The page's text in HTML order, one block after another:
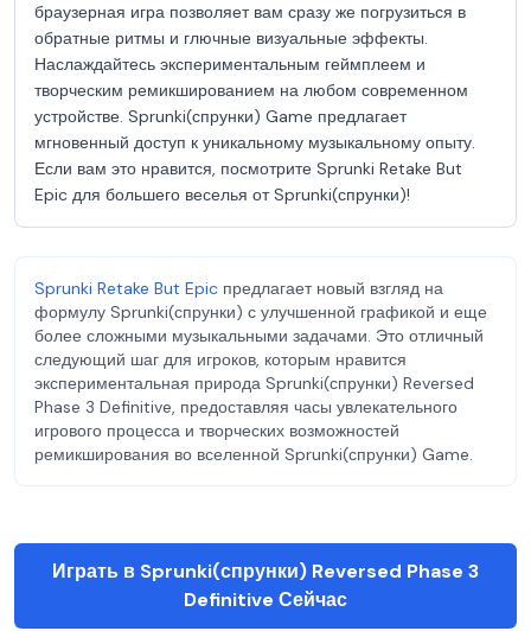
браузерная игра позволяет вам сразу же погрузиться в
обратные ритмы и глючные визуальные эффекты.
Наслаждайтесь экспериментальным геймплеем и
творческим ремикшированием на любом современном
устройстве. Sprunki(спрунки) Game предлагает
мгновенный доступ к уникальному музыкальному опыту.
Если вам это нравится, посмотрите Sprunki Retake But
Epic для большего веселья от Sprunki(спрунки)!
Sprunki Retake But Epic предлагает новый взгляд на
формулу Sprunki(спрунки) с улучшенной графикой и еще
более сложными музыкальными задачами. Это отличный
следующий шаг для игроков, которым нравится
экспериментальная природа Sprunki(спрунки) Reversed
Phase 3 Definitive, предоставляя часы увлекательного
игрового процесса и творческих возможностей
ремикширования во вселенной Sprunki(спрунки) Game.
Играть в Sprunki(спрунки) Reversed Phase 3
Definitive Сейчас